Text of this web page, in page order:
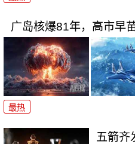
广岛核爆81年，高市早
最热
五箭齐